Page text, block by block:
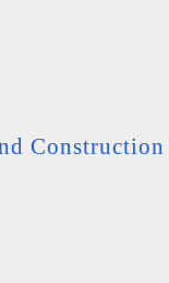
Construction